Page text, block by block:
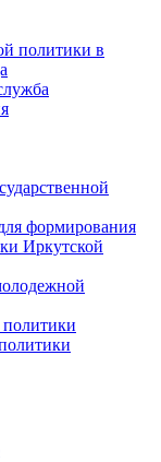
политики в
формирования
Иркутской